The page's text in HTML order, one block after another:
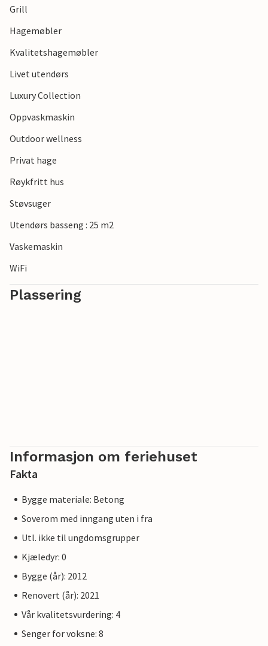
Tilbring ferien i dette nydelige huset og i denne vakre
Grill
Hagemøbler
Kvalitetshagemøbler
Livet utendørs
Luxury Collection
Oppvaskmaskin
Outdoor wellness
Privat hage
Røykfritt hus
Støvsuger
Utendørs basseng : 25 m2
Vaskemaskin
WiFi
Plassering
Informasjon om feriehuset
Fakta
Bygge materiale: Betong
Soverom med inngang uten i fra
Utl. ikke til ungdomsgrupper
Kjæledyr: 0
Bygge (år): 2012
Renovert (år): 2021
Vår kvalitetsvurdering: 4
Senger for voksne: 8